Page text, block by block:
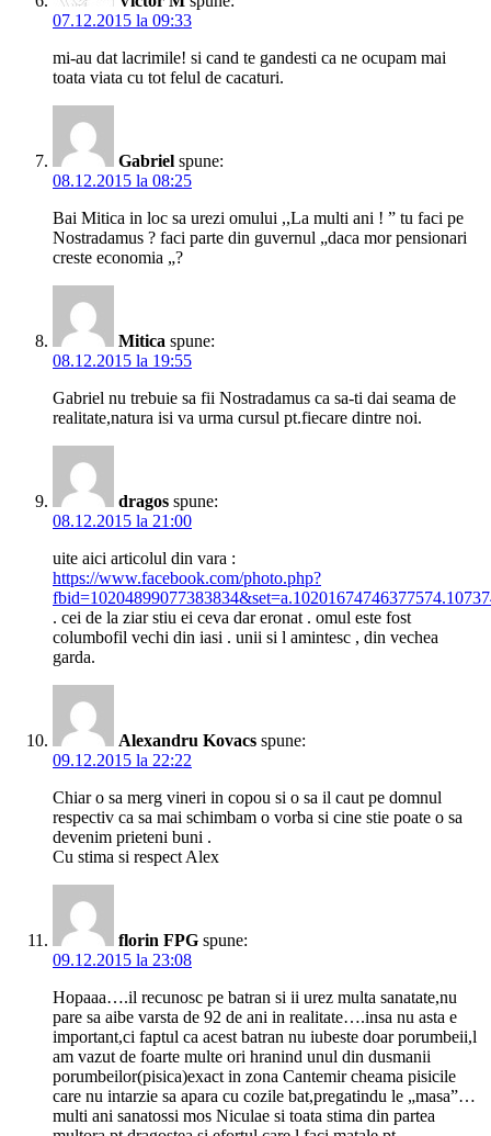
07.12.2015 la 09:33
mi-au dat lacrimile! si cand te gandesti ca ne ocupam mai
toata viata cu tot felul de cacaturi.
Gabriel spune:
08.12.2015 la 08:25
Bai Mitica in loc sa urezi omului ,,La multi ani ! ” tu faci pe
Nostradamus ? faci parte din guvernul „daca mor pensionari
creste economia „?
Mitica spune:
08.12.2015 la 19:55
Gabriel nu trebuie sa fii Nostradamus ca sa-ti dai seama de
realitate,natura isi va urma cursul pt.fiecare dintre noi.
dragos spune:
08.12.2015 la 21:00
uite aici articolul din vara :
https://www.facebook.com/photo.php?
. cei de la ziar stiu ei ceva dar eronat . omul este fost
columbofil vechi din iasi . unii si l amintesc , din vechea
garda.
Alexandru Kovacs spune:
09.12.2015 la 22:22
Chiar o sa merg vineri in copou si o sa il caut pe domnul
respectiv ca sa mai schimbam o vorba si cine stie poate o sa
devenim prieteni buni .
Cu stima si respect Alex
florin FPG spune:
09.12.2015 la 23:08
Hopaaa….il recunosc pe batran si ii urez multa sanatate,nu
pare sa aibe varsta de 92 de ani in realitate….insa nu asta e
important,ci faptul ca acest batran nu iubeste doar porumbeii,l
am vazut de foarte multe ori hranind unul din dusmanii
porumbeilor(pisica)exact in zona Cantemir cheama pisicile
care nu intarzie sa apara cu cozile bat,pregatindu le „masa”…
multi ani sanatossi mos Niculae si toata stima din partea